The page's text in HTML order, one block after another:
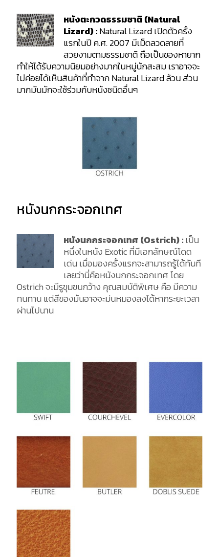
หนังตะกวดธรรมชาติ (Natural
Lizard) :Natural Lizard เปิดตัวครั้ง
แรกในปี ค.ศ. 2007 มีเม็ดลวดลายที่
สวยงามตามธรรมชาติ ถือเป็นของหายาก
ทำให้ได้รับความนิยมอย่างมากในหมู่นักสะสม เราอาจจะ
ไม่ค่อยได้เห็นสินค้าที่ทำจาก Natural Lizard ล้วน ส่วน
มากมันมักจะใช้ร่วมกับหนังชนิดอื่นๆ
หนังนกกระจอกเทศ
หนังนกกระจอกเทศ (Ostrich) :เป็น
หนึ่งในหนัง Exotic ที่มีเอกลักษณ์โดด
เด่น เมื่อมองครั้งแรกจะสามารถรู้ได้ทันที
เลยว่านี่คือหนังนกกระจอกเทศ โดย
Ostrich จะมีรูขุมขนกว้าง คุณสมบัติพิเศษ คือ มีความ
ทนทาน แต่สีของมันอาจจะม่นหมองลงได้หากระยะเวลา
ผ่านไปนาน